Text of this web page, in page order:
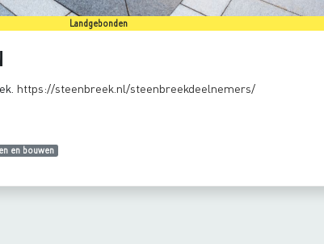
Landgebonden
https://steenbreek.nl/steenbreekdeelnemers/
en bouwen